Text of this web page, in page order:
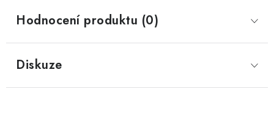
Hodnocení produktu (0)
Diskuze